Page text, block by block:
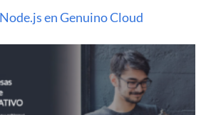
en Genuino Cloud